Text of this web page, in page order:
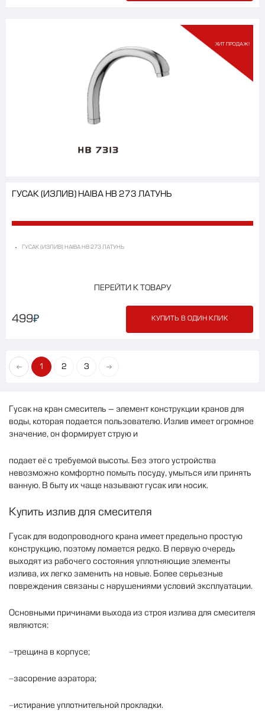
ХИТ ПРОДАЖ!
ГУСАК (ИЗЛИВ) HAIBA HB 273 ЛАТУНЬ
ГУСАК (ИЗЛИВ) HAIBA HB 273 ЛАТУНЬ
ПЕРЕЙТИ К ТОВАРУ
499₽ КУПИТЬ В ОДИН КЛИК
1 2 3
Гусак на кран смеситель – элемент конструкции кранов для
воды, которая подается пользователю. Излив имеет огромное
значение, он формирует струю и
подает её с требуемой высоты. Без этого устройства
невозможно комфортно помыть посуду, умыться или принять
ванную. В быту их чаще называют гусак или носик.
Купить излив для смесителя
Гусак для водопроводного крана имеет предельно простую
конструкцию, поэтому ломается редко. В первую очередь
выходят из рабочего состояния уплотняющие элементы
излива, их легко заменить на новые. Более серьезные
повреждения связаны с нарушениями условий эксплуатации.
Основными причинами выхода из строя излива для смесителя
являются:
-трещина в корпусе;
-засорение аэратора;
-истирание уплотнительной прокладки.